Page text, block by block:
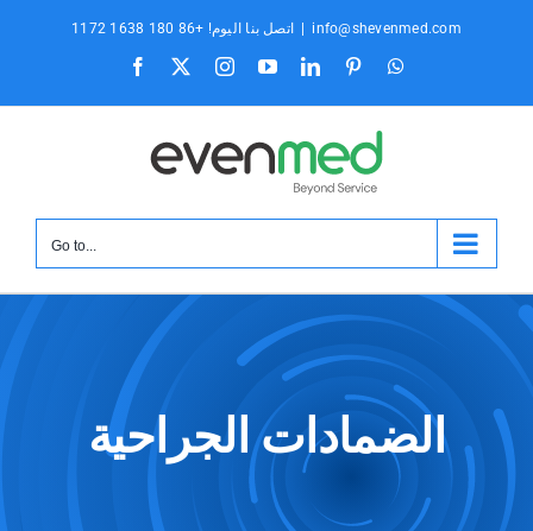
اتصل بنا اليوم! +86 180 1638 1172 info@shevenmed.com
فيسبوك انستغرام
موقعينكدين بينتيريست
ال
Go to...
الضمادات الجراحية